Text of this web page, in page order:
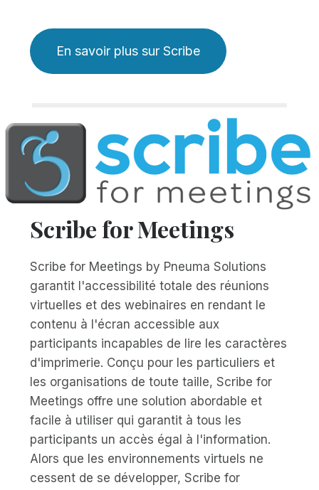
En savoir plus sur Scribe
Scribe for Meetings
Scribe for Meetings by Pneuma Solutions
garantit l'accessibilité totale des réunions
virtuelles et des webinaires en rendant le
contenu à l'écran accessible aux
participants incapables de lire les caractères
d'imprimerie. Conçu pour les particuliers et
les organisations de toute taille, Scribe for
Meetings offre une solution abordable et
facile à utiliser qui garantit à tous les
participants un accès égal à l'information.
Alors que les environnements virtuels ne
cessent de se développer, Scribe for